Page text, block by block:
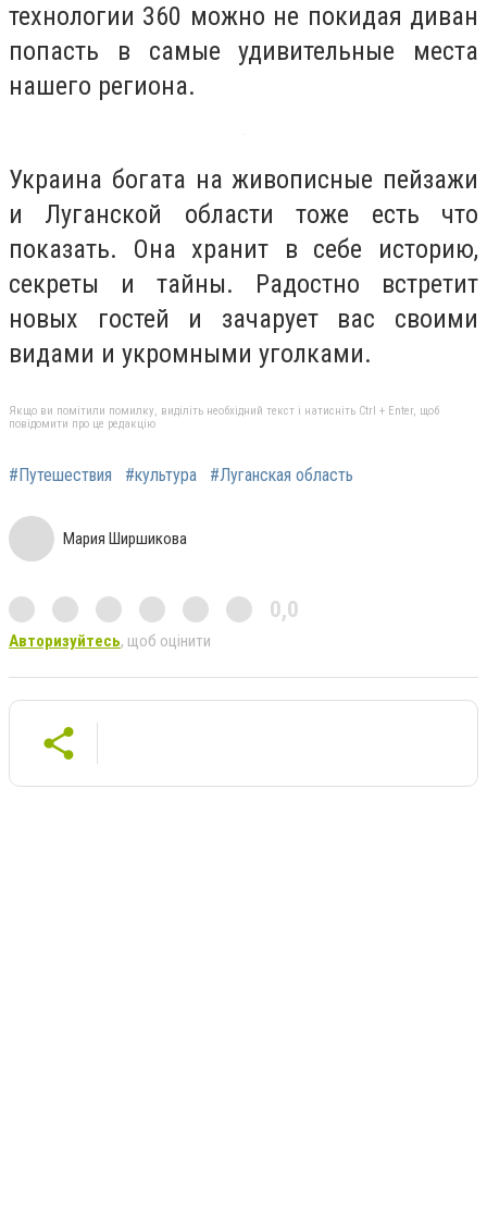
технологии 360 можно не покидая диван
попасть в самые удивительные места
нашего региона.
Украина богата на живописные пейзажи
и Луганской области тоже есть что
показать. Она хранит в себе историю,
секреты и тайны. Радостно встретит
новых гостей и зачарует вас своими
видами и укромными уголками.
Якщо ви помітили помилку, виділіть необхідний текст і натисніть Ctrl + Enter, щоб
повідомити про це редакцію
#Путешествия #культура #Луганская область
Мария Ширшикова
0,0
Авторизуйтесь, щоб оцінити